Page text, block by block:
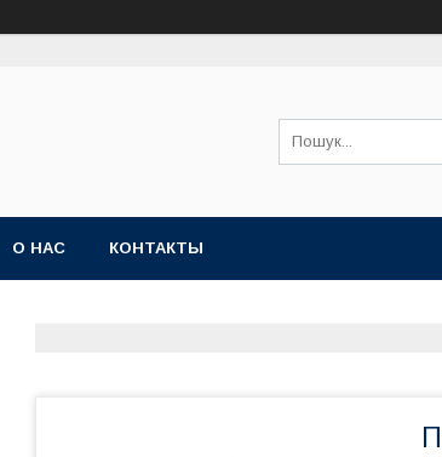
О НАС КОНТАКТЫ